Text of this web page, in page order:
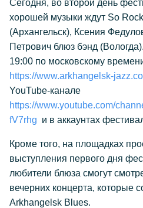
Сегодня, во второй день
хорошей музыки ждут So
(Архангельск), Ксения
Петрович блюз бэнд
19:00 по московскому
https://www.arkhangelsk-
YouTube-канале
https://www.youtube.com/
fV7rhg и в аккаунтах
Кроме того, на площадках
выступления первого дня
любители блюза смогут
вечерних концерта, которые
Arkhangelsk Blues.